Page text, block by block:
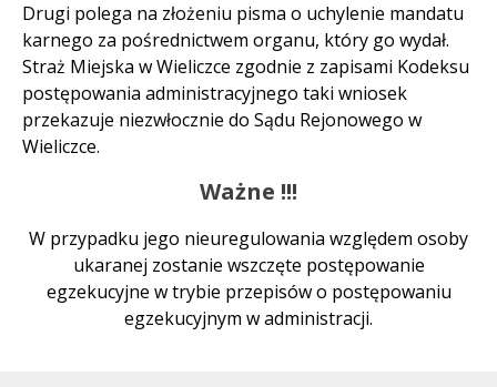
Drugi polega na złożeniu pisma o uchylenie mandatu
karnego za pośrednictwem organu, który go wydał.
Straż Miejska w Wieliczce zgodnie z zapisami Kodeksu
postępowania administracyjnego taki wniosek
przekazuje niezwłocznie do Sądu Rejonowego w
Wieliczce.
Ważne !!!
W przypadku jego nieuregulowania względem osoby
ukaranej zostanie wszczęte postępowanie
egzekucyjne w trybie przepisów o postępowaniu
egzekucyjnym w administracji.